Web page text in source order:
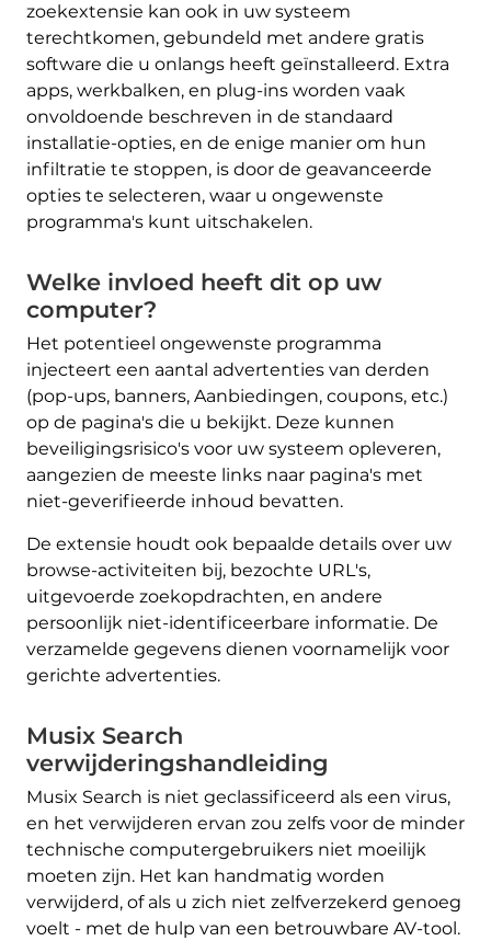
zoekextensie kan ook in uw systeem
terechtkomen, gebundeld met andere gratis
software die u onlangs heeft geïnstalleerd. Extra
apps, werkbalken, en plug-ins worden vaak
onvoldoende beschreven in de standaard
installatie-opties, en de enige manier om hun
infiltratie te stoppen, is door de geavanceerde
opties te selecteren, waar u ongewenste
programma's kunt uitschakelen.
Welke invloed heeft dit op uw
computer?
Het potentieel ongewenste programma
injecteert een aantal advertenties van derden
(pop-ups, banners, Aanbiedingen, coupons, etc.)
op de pagina's die u bekijkt. Deze kunnen
beveiligingsrisico's voor uw systeem opleveren,
aangezien de meeste links naar pagina's met
niet-geverifieerde inhoud bevatten.
De extensie houdt ook bepaalde details over uw
browse-activiteiten bij, bezochte URL's,
uitgevoerde zoekopdrachten, en andere
persoonlijk niet-identificeerbare informatie. De
verzamelde gegevens dienen voornamelijk voor
gerichte advertenties.
Musix Search
verwijderingshandleiding
Musix Search is niet geclassificeerd als een virus,
en het verwijderen ervan zou zelfs voor de minder
technische computergebruikers niet moeilijk
moeten zijn. Het kan handmatig worden
verwijderd, of als u zich niet zelfverzekerd genoeg
voelt - met de hulp van een betrouwbare AV-tool.